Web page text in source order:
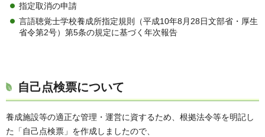
指定取消の申請
言語聴覚士学校養成所指定規則（平成10年8月28日文部省・厚生
省令第2号）第5条の規定に基づく年次報告
自己点検票について
養成施設等の適正な管理・運営に資するため、根拠法令等を明記し
た「自己点検票」を作成しましたので、